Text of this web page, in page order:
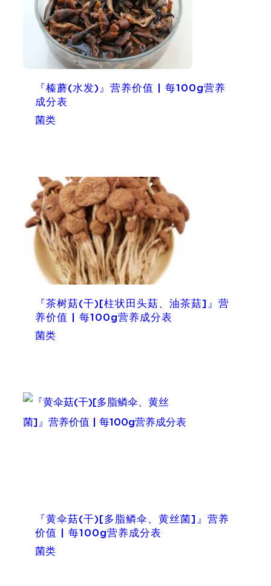
『榛蘑(水发)』营养价值 | 每100g营养
成分表
菌类
『茶树菇(干)[柱状田头菇、油茶菇]』营
养价值 | 每100g营养成分表
菌类
『黄伞菇(干)[多脂鳞伞、黄丝菌]』营养
价值 | 每100g营养成分表
菌类